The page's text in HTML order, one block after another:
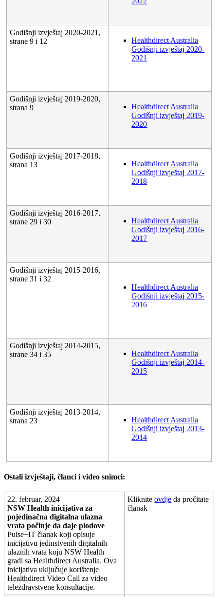
Godišnji izvještaj 2020-2021,
strane 9 i 12 HealthdirectAustralia
Godišnji izvještaj 2020-
2021
Godišnji izvještaj 2019-2020,
strana 9 HealthdirectAustralia
Godišnji izvještaj 2019-
2020
Godišnji izvještaj 2017-2018,
strana 13 HealthdirectAustralia
Godišnji izvještaj 2017-
2018
Godišnji izvještaj 2016-2017,
strane 29 i 30 HealthdirectAustralia
Godišnji izvještaj 2016-
2017
Godišnji izvještaj 2015-2016,
strane 31 i 32
HealthdirectAustralia
Godišnji izvještaj 2015-
2016
Godišnji izvještaj 2014-2015,
strane 34 i 35 HealthdirectAustralia
Godišnji izvještaj 2014-
2015
Godišnji izvještaj 2013-2014,
strana 23 HealthdirectAustralia
Godišnji izvještaj 2013-
2014
Ostali izvještaji, članci i video snimci:
22. februar, 2024
NSW Health inicijativa za
pojedinačna digitalna ulazna
vrata počinje da daje plodove
Pulse+IT članak koji opisuje
inicijativu jedinstvenih digitalnih
ulaznih vrata koju NSW Health
gradi sa Healthdirect Australia. Ova
inicijativa uključuje korištenje
Healthdirect Video Call za video
telezdravstvene konsultacije.
Kliknite ovdje da pročitate
članak